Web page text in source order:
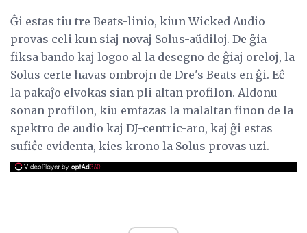
Ĝi estas tiu tre Beats-linio, kiun Wicked Audio
provas celi kun siaj novaj Solus-aŭdiloj. De ĝia
fiksa bando kaj logoo al la desegno de ĝiaj oreloj, la
Solus certe havas ombrojn de Dre's Beats en ĝi. Eĉ
la pakaĵo elvokas sian pli altan profilon. Aldonu
sonan profilon, kiu emfazas la malaltan finon de la
spektro de audio kaj DJ-centric-aro, kaj ĝi estas
sufiĉe evidenta, kies krono la Solus provas uzi.